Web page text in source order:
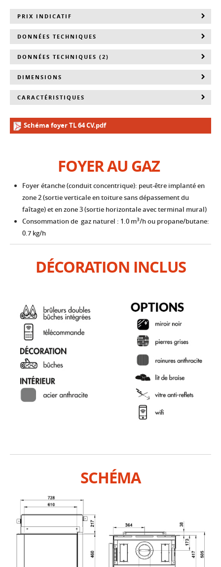
FOYER AU GAZ
Foyer étanche (conduit concentrique): peut-être implanté en
zone 2 (sortie verticale en toiture sans dépassement du
faîtage) et en zone 3 (sortie horizontale avec terminal mural)
Consommation de gaz naturel : 1.0 m3/h ou propane/butane:
0.7 kg/h
DÉCORATION INCLUS
SCHÉMA
PRIX INDICATIF
DONNÉES TECHNIQUES
DONNÉES TECHNIQUES (2)
DIMENSIONS
CARACTÉRISTIQUES
Schéma foyer TL 64 CV.pdf